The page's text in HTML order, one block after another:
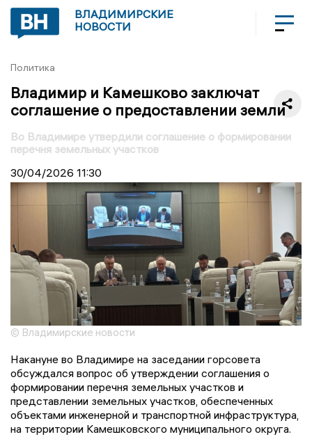
ВЛАДИМИРСКИЕ
НОВОСТИ
Политика
Владимир и Камешково заключат
соглашение о предоставлении земли
Во Владимире утвердили соглашение о формировании
перечня земельных участков
30/04/2026 11:30
© Владимирские новости
Накануне во Владимире на заседании горсовета
обсуждался вопрос об утверждении соглашения о
формировании перечня земельных участков и
представлении земельных участков, обеспеченных
объектами инженерной и транспортной инфраструктура,
на территории Камешковского муниципального округа.